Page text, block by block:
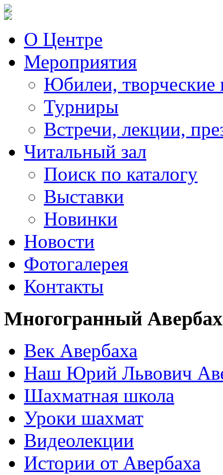
О Центре
Мероприятия
Юбилеи, творческие
Турниры
Встречи, лекции,
Читальный зал
Поиск по каталогу
Выставки
Новинки
Новости
Фотогалерея
Контакты
Многогранный Авербах
Век Авербаха
Наш Юрий Львович
Шахматная школа
Уроки шахмат
Видеолекции
Истории от Авербаха